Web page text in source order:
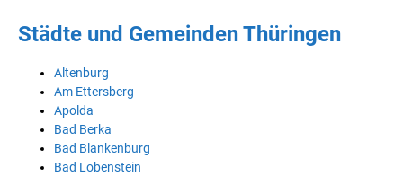
Städte und Gemeinden Thüringen
Altenburg
Am Ettersberg
Apolda
Bad Berka
Bad Blankenburg
Bad Lobenstein